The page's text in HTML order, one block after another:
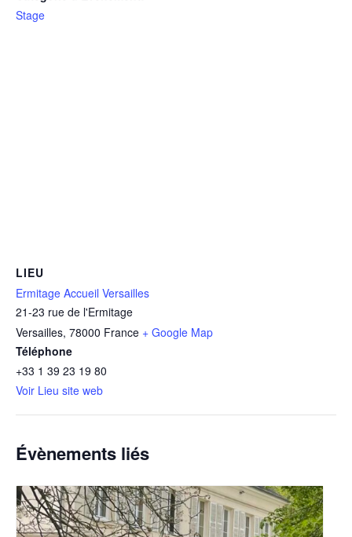
Stage
LIEU
Ermitage Accueil Versailles
21-23 rue de l'Ermitage
Versailles, 78000 France + Google Map
Téléphone
+33 1 39 23 19 80
Voir Lieu site web
Évènements liés